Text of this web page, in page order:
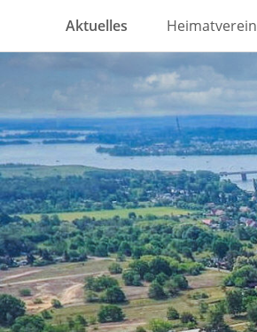
Aktuelles Heimatverein